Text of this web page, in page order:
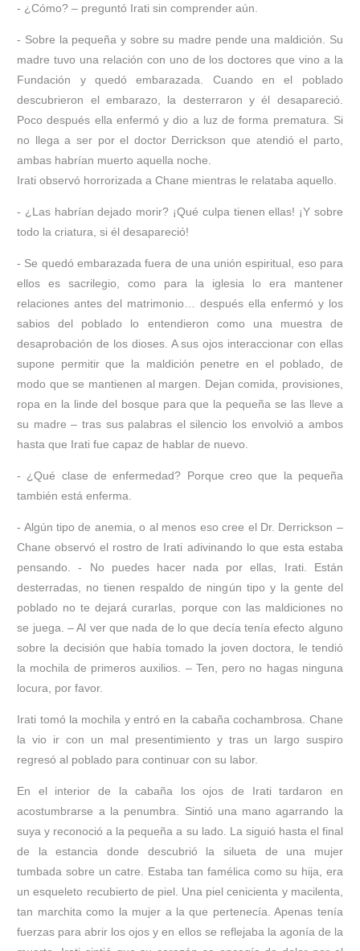
- ¿Cómo? – preguntó Irati sin comprender aún.
- Sobre la pequeña y sobre su madre pende una maldición. Su
madre tuvo una relación con uno de los doctores que vino a la
Fundación y quedó embarazada. Cuando en el poblado
descubrieron el embarazo, la desterraron y él desapareció.
Poco después ella enfermó y dio a luz de forma prematura. Si
no llega a ser por el doctor Derrickson que atendió el parto,
ambas habrían muerto aquella noche.
Irati observó horrorizada a Chane mientras le relataba aquello.
- ¿Las habrían dejado morir? ¡Qué culpa tienen ellas! ¡Y sobre
todo la criatura, si él desapareció!
- Se quedó embarazada fuera de una unión espiritual, eso para
ellos es sacrilegio, como para la iglesia lo era mantener
relaciones antes del matrimonio… después ella enfermó y los
sabios del poblado lo entendieron como una muestra de
desaprobación de los dioses. A sus ojos interaccionar con ellas
supone permitir que la maldición penetre en el poblado, de
modo que se mantienen al margen. Dejan comida, provisiones,
ropa en la linde del bosque para que la pequeña se las lleve a
su madre – tras sus palabras el silencio los envolvió a ambos
hasta que Irati fue capaz de hablar de nuevo.
- ¿Qué clase de enfermedad? Porque creo que la pequeña
también está enferma.
- Algún tipo de anemia, o al menos eso cree el Dr. Derrickson –
Chane observó el rostro de Irati adivinando lo que esta estaba
pensando. - No puedes hacer nada por ellas, Irati. Están
desterradas, no tienen respaldo de ningún tipo y la gente del
poblado no te dejará curarlas, porque con las maldiciones no
se juega. – Al ver que nada de lo que decía tenía efecto alguno
sobre la decisión que había tomado la joven doctora, le tendió
la mochila de primeros auxilios. – Ten, pero no hagas ninguna
locura, por favor.
Irati tomó la mochila y entró en la cabaña cochambrosa. Chane
la vio ir con un mal presentimiento y tras un largo suspiro
regresó al poblado para continuar con su labor.
En el interior de la cabaña los ojos de Irati tardaron en
acostumbrarse a la penumbra. Sintió una mano agarrando la
suya y reconoció a la pequeña a su lado. La siguió hasta el final
de la estancia donde descubrió la silueta de una mujer
tumbada sobre un catre. Estaba tan famélica como su hija, era
un esqueleto recubierto de piel. Una piel cenicienta y macilenta,
tan marchita como la mujer a la que pertenecía. Apenas tenía
fuerzas para abrir los ojos y en ellos se reflejaba la agonía de la